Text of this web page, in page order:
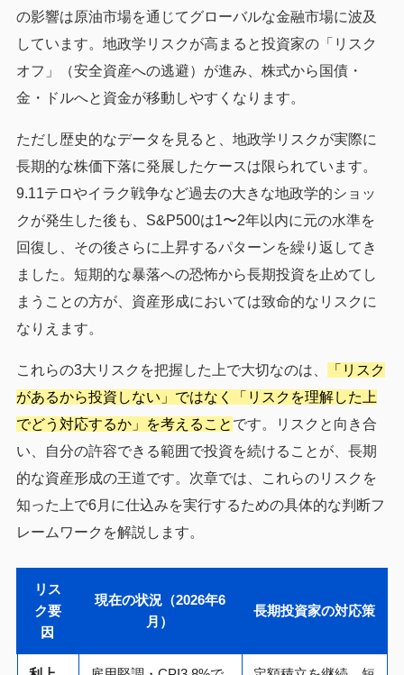
の影響は原油市場を通じてグローバルな金融市場に波及
しています。地政学リスクが高まると投資家の「リスク
オフ」（安全資産への逃避）が進み、株式から国債・
金・ドルへと資金が移動しやすくなります。
ただし歴史的なデータを見ると、地政学リスクが実際に
長期的な株価下落に発展したケースは限られています。
9.11テロやイラク戦争など過去の大きな地政学的ショッ
クが発生した後も、S&P500は1〜2年以内に元の水準を
回復し、その後さらに上昇するパターンを繰り返してき
ました。短期的な暴落への恐怖から長期投資を止めてし
まうことの方が、資産形成においては致命的なリスクに
なりえます。
これらの3大リスクを把握した上で大切なのは、
「リスク
があるから投資しない」ではなく「リスクを理解した上
でどう対応するか」を考えること です。リスクと向き合
い、自分の許容できる範囲で投資を続けることが、長期
的な資産形成の王道です。次章では、これらのリスクを
知った上で6月に仕込みを実行するための具体的な判断フ
レームワークを解説します。
リス
ク要
因
現在の状況（2026年6
月）
長期投資家の対応策